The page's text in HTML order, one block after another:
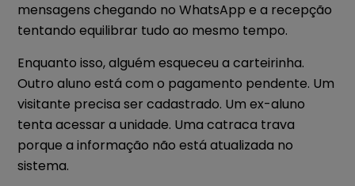
mensagens chegando no WhatsApp e a recepção
tentando equilibrar tudo ao mesmo tempo.
Enquanto isso, alguém esqueceu a carteirinha.
Outro aluno está com o pagamento pendente. Um
visitante precisa ser cadastrado. Um ex-aluno
tenta acessar a unidade. Uma catraca trava
porque a informação não está atualizada no
sistema.